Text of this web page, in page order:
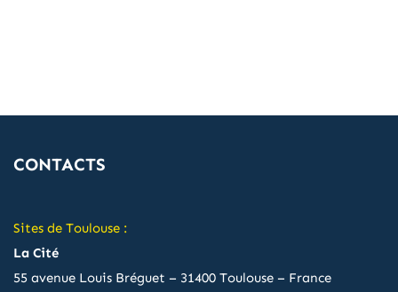
CONTACTS
Sites de Toulouse :
La Cité
55 avenue Louis Bréguet – 31400 Toulouse – France